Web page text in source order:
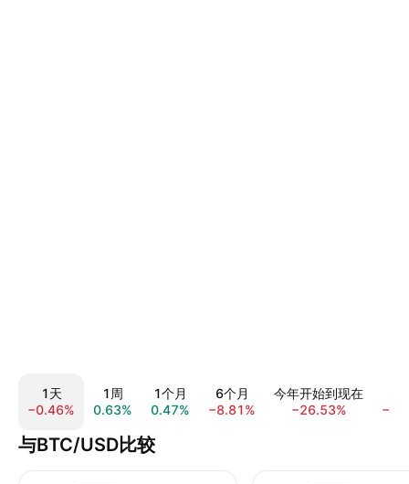
1天
−0.46%
1周
0.63%
1个月
0.47%
6个月
−8.81%
今年开始到现在
−26.53%
与BTC/USD比较